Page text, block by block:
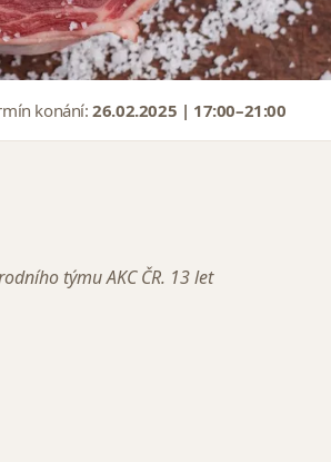
konání:26.02.2025 | 17:00–21:00
týmu AKC ČR. 13 let